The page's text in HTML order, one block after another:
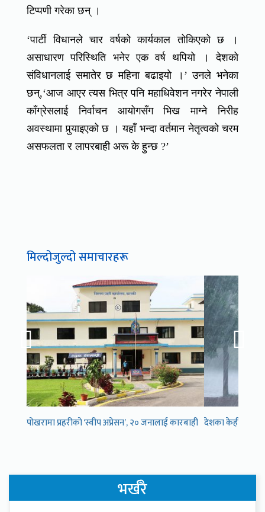
टिप्पणी गरेका छन् ।
‘पार्टी विधानले चार वर्षको कार्यकाल तोकिएको छ ।
असाधारण परिस्थिति भनेर एक वर्ष थपियो । देशको
संविधानलाई समातेर छ महिना बढाइयो ।’ उनले भनेका
छन्,‘आज आएर त्यस भित्र पनि महाधिवेशन नगरेर नेपाली
काँग्रेसलाई निर्वाचन आयोगसँग भिख माग्ने निरीह
अवस्थामा पुर्‍याइएको छ । यहाँ भन्दा वर्तमान नेतृत्वको चरम
असफलता र लापरबाही अरू के हुन्छ ?’
मिल्दोजुल्दो समाचारहरू
पोखरामा प्रहरीको ‘स्वीप अप्रेसन’, २० जनालाई कारबाही देशका केही स्थानमा
भर्खरै